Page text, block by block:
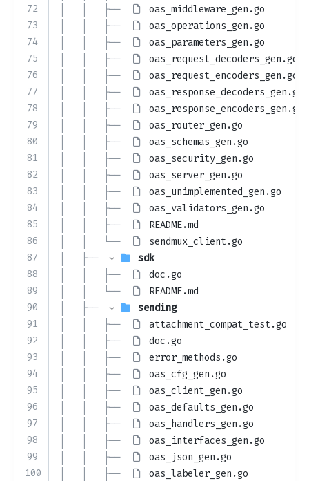
72
73
74
75
76
77
78
79
80
81
82
83
84
85
86
87
88
89
90
91
92
93
94
95
96
97
98
99
100
│   │   ├──
oas_middleware_gen.go
│   │   ├──
oas_operations_gen.go
│   │   ├──
oas_parameters_gen.go
│   │   ├──
oas_request_decoders_gen.go
│   │   ├──
oas_request_encoders_gen.go
│   │   ├──
oas_response_decoders_gen.go
│   │   ├──
oas_response_encoders_gen.go
│   │   ├──
oas_router_gen.go
│   │   ├──
oas_schemas_gen.go
│   │   ├──
oas_security_gen.go
│   │   ├──
oas_server_gen.go
│   │   ├──
oas_unimplemented_gen.go
│   │   ├──
oas_validators_gen.go
│   │   ├──
README.md
│   │   └──
sendmux_client.go
│   ├──
sdk
│   │   ├──
doc.go
│   │   └──
README.md
│   ├──
sending
│   │   ├──
attachment_compat_test.go
│   │   ├──
doc.go
│   │   ├──
error_methods.go
│   │   ├──
oas_cfg_gen.go
│   │   ├──
oas_client_gen.go
│   │   ├──
oas_defaults_gen.go
│   │   ├──
oas_handlers_gen.go
│   │   ├──
oas_interfaces_gen.go
│   │   ├──
oas_json_gen.go
│   │   ├──
oas_labeler_gen.go